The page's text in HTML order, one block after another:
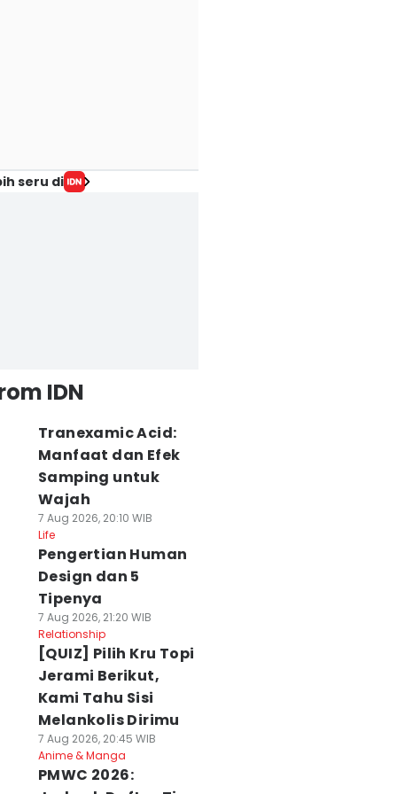
seru di
IDN
Tranexamic Acid:
Manfaat dan Efek
Samping untuk
Wajah
7 Aug 2026, 20:10 WIB
Life
Pengertian Human
Design dan 5
Tipenya
7 Aug 2026, 21:20 WIB
Relationship
[QUIZ] Pilih Kru Topi
Jerami Berikut,
Kami Tahu Sisi
Melankolis Dirimu
7 Aug 2026, 20:45 WIB
Anime & Manga
PMWC 2026: